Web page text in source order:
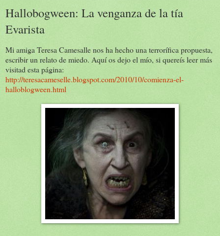
Hallobogween: La venganza de la tía
Evarista
Mi amiga Teresa Camesalle nos ha hecho una terrorífica propuesta,
escribir un relato de miedo. Aquí os dejo el mío, si quereís leer más
visitad esta página:
http://teresacameselle.blogspot.com/2010/10/comienza-el-
halloblogween.html